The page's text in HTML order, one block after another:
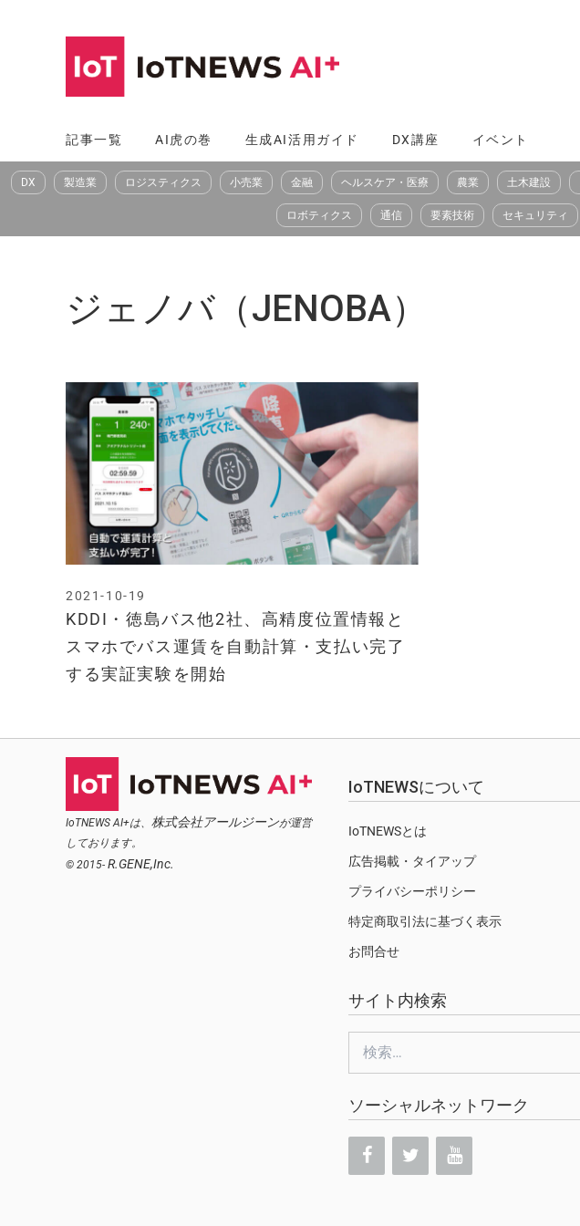
へ
ス
記事一覧 AI虎の巻 生成AI活用ガイド DX講座 イベント
DX 製造業 ロジスティクス 小売業 金融 ヘルスケア・医療 農業 土木建設
ロボティクス 通信 要素技術 セキュリティ
ジェノバ（JENOBA）
KDDI・徳島バス他2社、高精度位置情報と
スマホでバス運賃を自動計算・支払い完了
する実証実験を開始
2021-10-19
IoTNEWS AI+は、 株式会社アールジーンが運営
しております。
© 2015- R.GENE,Inc.
IoTNEWSについて
IoTNEWSとは
広告掲載・タイアップ
プライバシーポリシー
特定商取引法に基づく表示
お問合せ
サイト内検索
ソーシャルネットワーク